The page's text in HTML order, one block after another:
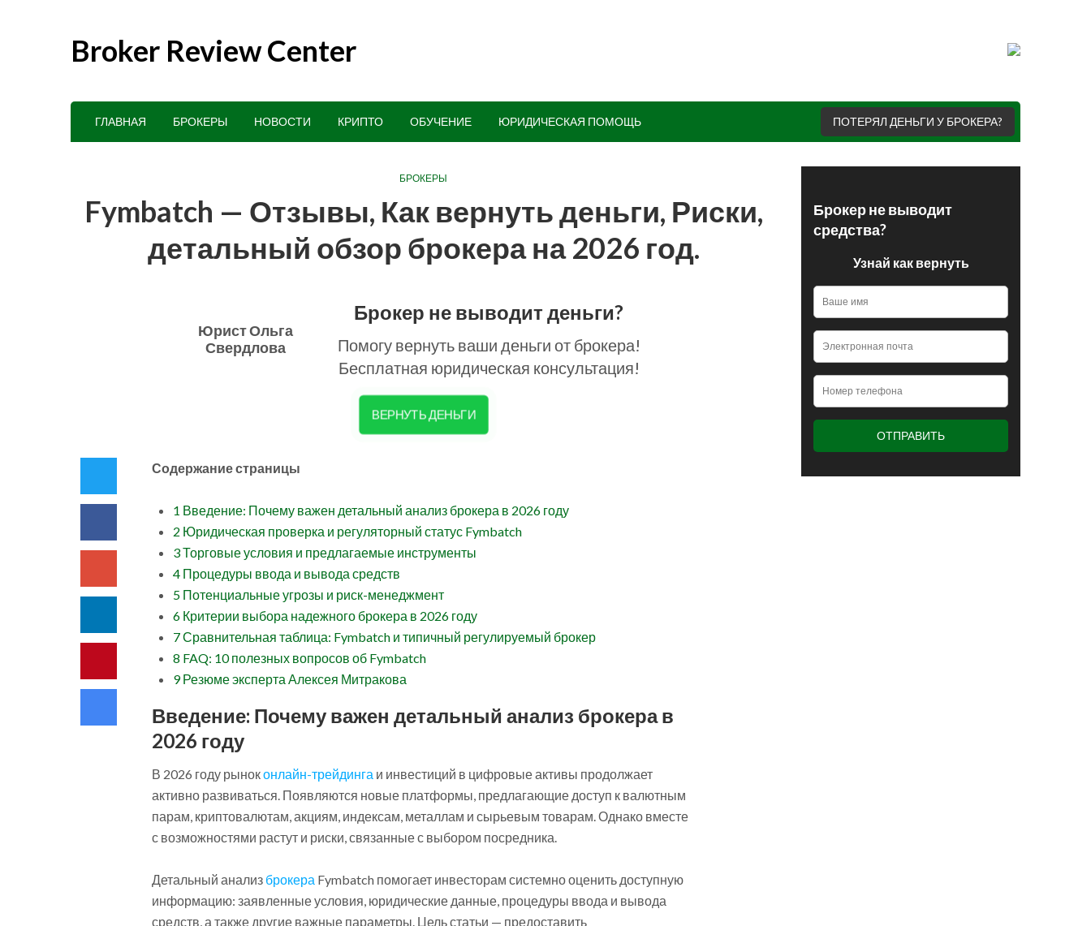
Broker Review Center
ГЛАВНАЯ БРОКЕРЫ НОВОСТИ КРИПТО ОБУЧЕНИЕ ЮРИДИЧЕСКАЯ ПОМОЩЬ ПОТЕРЯЛ ДЕНЬГИ У БРОКЕРА?
БРОКЕРЫ
Fymbatch — Отзывы, Как вернуть деньги, Риски,
детальный обзор брокера на 2026 год.
Юрист Ольга
Свердлова
Брокер не выводит деньги?
Помогу вернуть ваши деньги от брокера!
Бесплатная юридическая консультация!
ВЕРНУТЬ ДЕНЬГИ
Содержание страницы
1 Введение: Почему важен детальный анализ брокера в 2026 году
2 Юридическая проверка и регуляторный статус Fymbatch
3Торговые условия и предлагаемые инструменты
4Процедуры ввода и вывода средств
5Потенциальные угрозы и риск-менеджмент
6Критерии выбора надежного брокера в 2026 году
7Сравнительная таблица: Fymbatch и типичный регулируемый брокер
8 FAQ: 10 полезных вопросов об Fymbatch
9Резюме эксперта Алексея Митракова
Введение: Почему важен детальный анализ брокера в
2026 году
В 2026 году рыноконлайн-трейдинга и инвестиций в цифровые активы продолжает
активно развиваться. Появляются новые платформы, предлагающие доступ к валютным
парам, криптовалютам, акциям, индексам, металлам и сырьевым товарам. Однако вместе
с возможностями растут и риски, связанные с выбором посредника.
Детальный анализ брокера Fymbatch помогает инвесторам системно оценить доступную
информацию: заявленные условия, юридические данные, процедуры ввода и вывода
средств, а также другие важные параметры. Цель статьи — предоставить
Брокер не выводит
средства?
Узнай как вернуть